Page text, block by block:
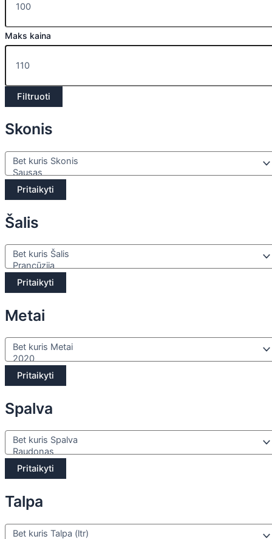
Maks kaina
Filtruoti
Skonis
Pritaikyti
Šalis
Pritaikyti
Metai
Pritaikyti
Spalva
Pritaikyti
Talpa